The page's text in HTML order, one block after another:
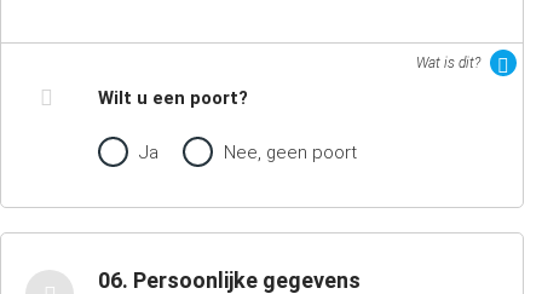
Wat is dit?
Wilt u een poort?
Ja Nee, geen poort
06. Persoonlijke gegevens